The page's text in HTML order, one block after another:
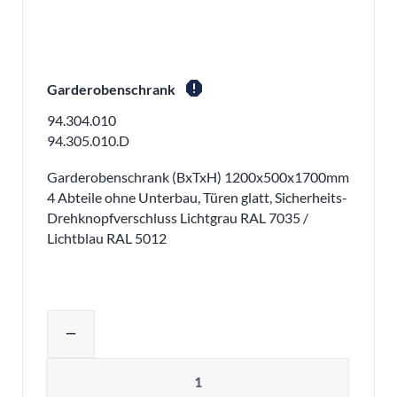
Garderobenschrank report
94.304.010
94.305.010.D
Garderobenschrank (BxTxH) 1200x500x1700mm
4 Abteile ohne Unterbau, Türen glatt, Sicherheits-
Drehknopfverschluss Lichtgrau RAL 7035 /
Lichtblau RAL 5012
remove